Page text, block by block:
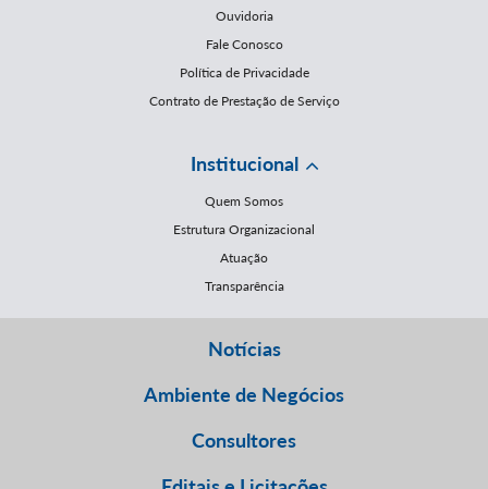
Ouvidoria
Fale Conosco
Política de Privacidade
Contrato de Prestação de Serviço
Institucional
Quem Somos
Estrutura Organizacional
Atuação
Transparência
Notícias
Ambiente de Negócios
Consultores